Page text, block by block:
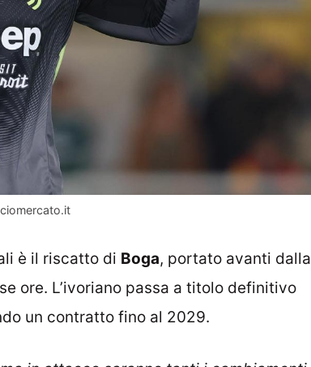
è il riscatto di Boga, portato avanti dalla
ore. L’ivoriano passa a titolo definitivo
un contratto fino al 2029.